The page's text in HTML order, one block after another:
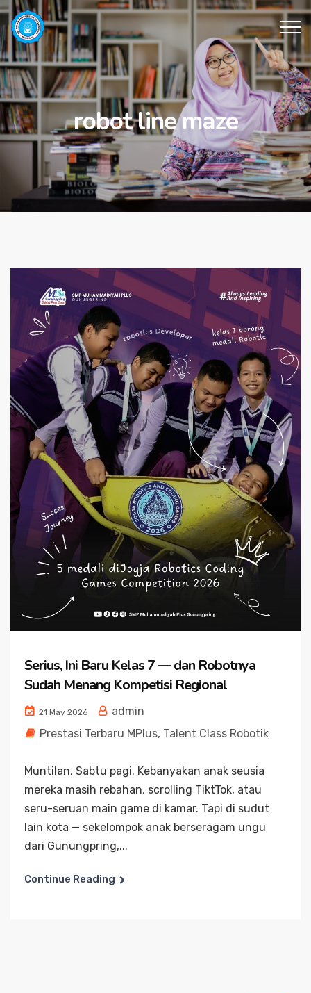
robot line maze
Serius, Ini Baru Kelas 7 — dan Robotnya
Sudah Menang Kompetisi Regional
21 May 2026
admin
Prestasi Terbaru MPlus, Talent Class Robotik
Muntilan, Sabtu pagi. Kebanyakan anak seusia
mereka masih rebahan, scrolling TiktTok, atau
seru-seruan main game di kamar. Tapi di sudut
lain kota — sekelompok anak berseragam ungu
dari Gunungpring,...
Continue Reading